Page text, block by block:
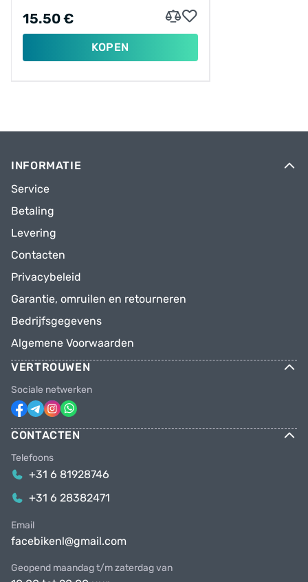
15.50 €
KOPEN
INFORMATIE
Service
Betaling
Levering
Contacten
Privacybeleid
Garantie, omruilen en retourneren
Bedrijfsgegevens
Algemene Voorwaarden
VERTROUWEN
Sociale netwerken
CONTACTEN
Telefoons
+31 6 81928746
+31 6 28382471
Email
facebikenl@gmail.com
Geopend maandag t/m zaterdag van